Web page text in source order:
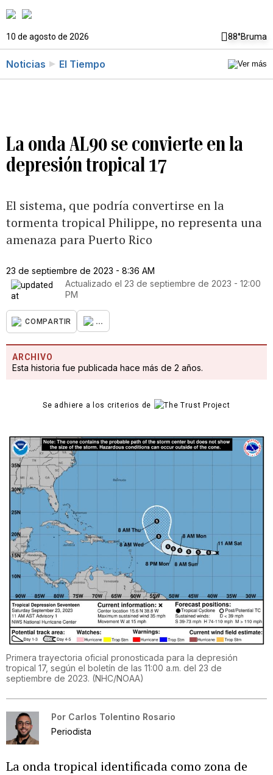
10 de agosto de 2026 88°Bruma
Noticias El Tiempo
La onda AL90 se convierte en la
depresión tropical 17
El sistema, que podría convertirse en la
tormenta tropical Philippe, no representa una
amenaza para Puerto Rico
23 de septiembre de 2023 - 8:36 AM
Actualizado el 23 de septiembre de 2023 - 12:00
PM
COMPARTIR ...
ARCHIVO
Esta historia fue publicada hace más de 2 años.
Se adhiere a los criterios de
Primera trayectoria oficial pronosticada para la depresión
tropical 17, según el boletín de las 11:00 a.m. del 23 de
septiembre de 2023. (NHC/NOAA)
Por Carlos Tolentino Rosario
Periodista
La onda tropical identificada como zona de